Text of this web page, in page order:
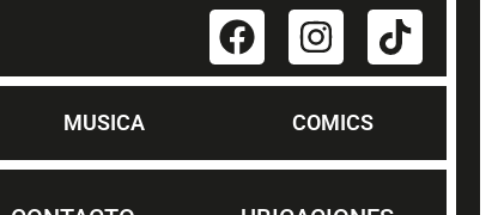
MUSICA COMICS